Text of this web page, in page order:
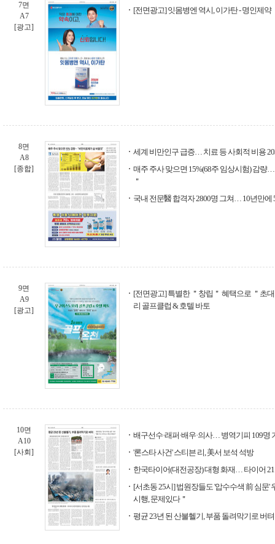
7면
A7
[광고]
[전면광고] 잇몸병엔 역시, 이가탄 - 명인제약
8면
A8
[종합]
세계 비만인구 급증… 치료 등 사회적 비용
매주 주사 맞으면 15%(68주 임상시험) 감량
＂
국내 전문醫 합격자 2800명 그쳐… 10년만에
9면
A9
[광고]
[전면광고] 특별한 ＂창립＂ 혜택으로 ＂초
리 골프클럽 & 호텔 바토
10면
A10
[사회]
배구선수·래퍼·배우·의사… 병역기피 109명
'론스타 사건' 스티븐 리, 美서 보석 석방
한국타이어(대전공장) 대형 화재… 타이어
[서초동 25시] 법원장들도 '압수수색 前 심문'
시행, 문제있다＂
평균 23년 된 산불헬기, 부품 돌려막기로 버텨